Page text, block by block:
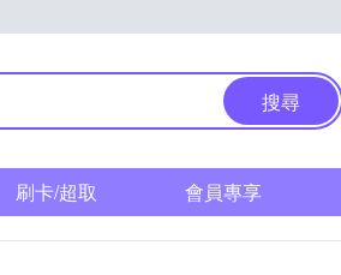
搜尋
刷卡/超取 會員專享